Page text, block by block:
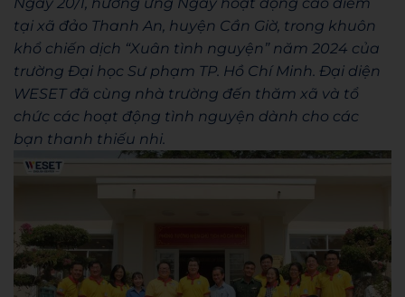
tại xã đảo Thanh An, huyện Cần Giờ, trong khuôn
khổ chiến dịch “Xuân tình nguyện” năm 2024 của
trường Đại học Sư phạm TP. Hồ Chí Minh. Đại diện
WESET đã cùng nhà trường đến thăm xã và tổ
chức các hoạt động tình nguyện dành cho các
bạn thanh thiếu nhi.